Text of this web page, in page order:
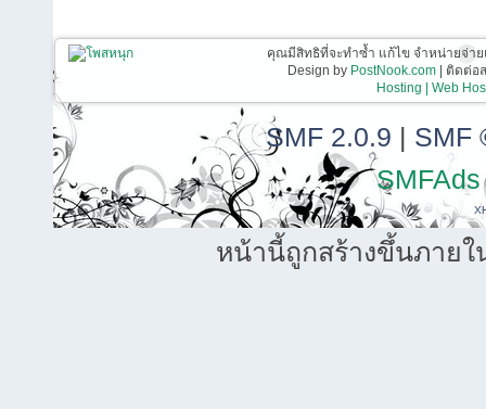
คุณมีสิทธิที่จะทำซ้ำ แก้ไข จำหน่ายจ่า
Design by PostNook.com| ติดต่อส
Hosting | Web
SMF 2.0.9 | SMF
SMFAds
หน้านี้ถูกสร้างขึ้นภายใ